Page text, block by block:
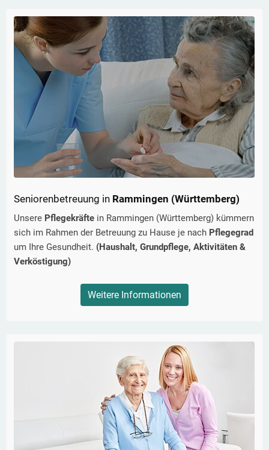
Seniorenbetreuung in Rammingen (Württemberg)
Unsere Pflegekräfte in Rammingen (Württemberg) kümmern
sich im Rahmen der Betreuung zu Hause je nach Pflegegrad
um Ihre Gesundheit. (Haushalt, Grundpflege, Aktivitäten &
Verköstigung)
Weitere Informationen